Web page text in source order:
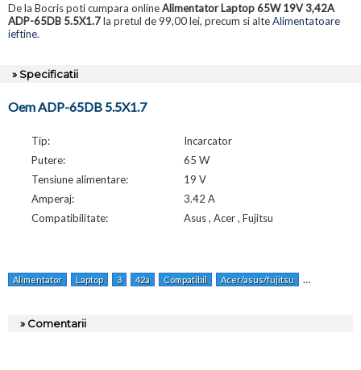
De la Bocris poti cumpara onlineAlimentator Laptop 65W 19V 3,42A
ADP-65DB 5.5X1.7la pretul de 99,00 lei, precum si alteAlimentatoare
ieftine.
» Specificatii
Oem ADP-65DB 5.5X1.7
Tip:
Incarcator
Putere:
65 W
Tensiune alimentare:
19 V
Amperaj:
3.42 A
Compatibilitate:
Asus , Acer , Fujitsu
Alimentator Laptop 3 42a Compatibil Acer/asus/fujitsu Adp-65db
» Comentarii